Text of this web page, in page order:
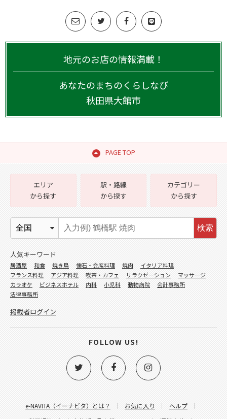
地元のお店の情報満載！
あなたのまちのくらしなび
秋田県大館市
PAGE TOP
e-NAVITA（イーナビタ）とは？ お気に入り
ヘルプ
エリア
から探す
駅・路線
から探す
カテゴリー
から探す
検索
人気キーワード
居酒屋 和食 焼き鳥 懐石・会席料理 焼肉
イタリア料理
フランス料理
アジア料理 喫茶・カフェ リラクゼーション
マッサージ
カラオケ
ビジネスホテル 内科 小児科 動物病院
会計事務所
法律事務所
掲載者ログイン
FOLLOW US!